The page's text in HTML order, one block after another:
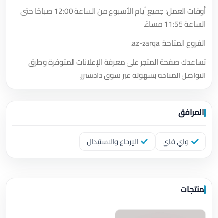
أوقات العمل: جميع أيام الأسبوع من الساعة 12:00 صباحًا حتى
الساعة 11:55 مساءً.
الفروع المتاحة: az-zarqa.
تساعدك صفحة المتجر على معرفة الإعلانات المتوفرة وطرق
التواصل المتاحة بسهولة عبر سوق دادسترز.
المرافق
واي فاي الإرجاع والاستبدال
منتجات